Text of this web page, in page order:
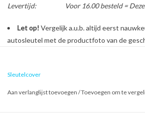
Levertijd:
Voor 16.00 besteld =
Let op! Vergelijk a.u.b. altijd eerst
autosleutel met de productfoto van de
Sleutelcover
Aan verlanglijst toevoegen /Toevoegen om te